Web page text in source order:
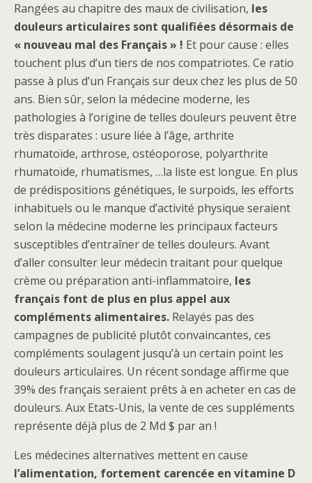
Rangées au chapitre des maux de civilisation, les
douleurs articulaires sont qualifiées désormais de
« nouveau mal des Français » ! Et pour cause : elles
touchent plus d’un tiers de nos compatriotes. Ce ratio
passe à plus d’un Français sur deux chez les plus de 50
ans. Bien sûr, selon la médecine moderne, les
pathologies à l’origine de telles douleurs peuvent être
très disparates : usure liée à l’âge, arthrite
rhumatoïde, arthrose, ostéoporose, polyarthrite
rhumatoïde, rhumatismes, …la liste est longue. En plus
de prédispositions génétiques, le surpoids, les efforts
inhabituels ou le manque d’activité physique seraient
selon la médecine moderne les principaux facteurs
susceptibles d’entraîner de telles douleurs. Avant
d’aller consulter leur médecin traitant pour quelque
crème ou préparation anti-inflammatoire, les
français font de plus en plus appel aux
compléments alimentaires. Relayés pas des
campagnes de publicité plutôt convaincantes, ces
compléments soulagent jusqu’à un certain point les
douleurs articulaires. Un récent sondage affirme que
39% des français seraient prêts à en acheter en cas de
douleurs. Aux Etats-Unis, la vente de ces suppléments
représente déjà plus de 2 Md $ par an !
Les médecines alternatives mettent en cause
l’alimentation, fortement carencée en vitamine D